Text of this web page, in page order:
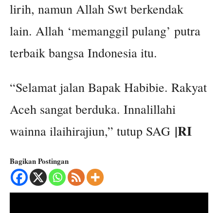
lirih, namun Allah Swt berkendak
lain. Allah ‘memanggil pulang’ putra
terbaik bangsa Indonesia itu.
“Selamat jalan Bapak Habibie. Rakyat
Aceh sangat berduka. Innalillahi
wainna ilaihirajiun,” tutup SAG |RI
Bagikan Postingan